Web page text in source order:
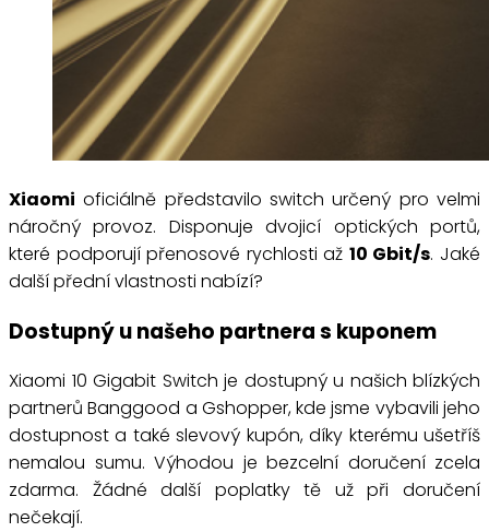
Xiaomi oficiálně představilo switch určený pro velmi
náročný provoz. Disponuje dvojicí optických portů,
které podporují přenosové rychlosti až 10 Gbit/s. Jaké
další přední vlastnosti nabízí?
Dostupný u našeho partnera s kuponem
Xiaomi 10 Gigabit Switch je dostupný u našich blízkých
partnerů Banggood a Gshopper, kde jsme vybavili jeho
dostupnost a také slevový kupón, díky kterému ušetříš
nemalou sumu. Výhodou je bezcelní doručení zcela
zdarma. Žádné další poplatky tě už při doručení
nečekají.